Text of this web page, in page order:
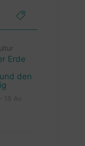
Erde
den